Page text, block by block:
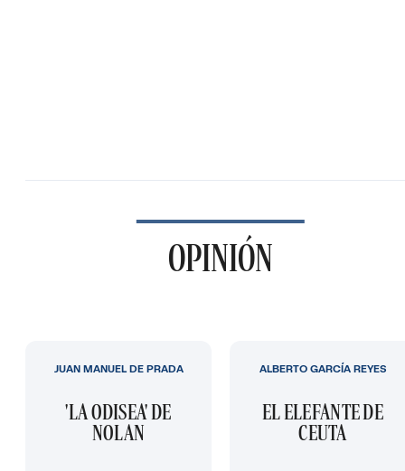
OPINIÓN
'LA ODISEA' DE
NOLAN
JUAN MANUEL DE PRADA
EL ELEFANTE DE
CEUTA
ALBERTO GARCÍA REYES